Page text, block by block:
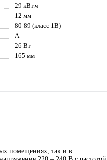
29 кВт.ч
12 мм
80-89 (класс 1В)
A
26 Вт
165 мм
помещениях, так и в